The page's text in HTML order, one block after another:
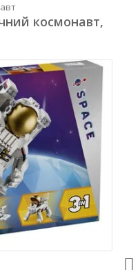
космонавт,